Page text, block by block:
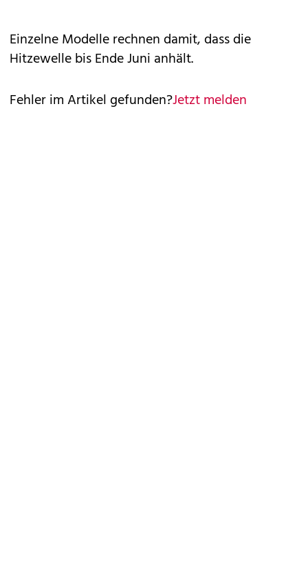
Einzelne Modelle rechnen damit, dass die
Hitzewelle bis Ende Juni anhält.
Fehler im Artikel gefunden?Jetzt melden